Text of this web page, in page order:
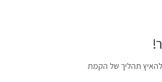
להאיץ תהליך של הקמת